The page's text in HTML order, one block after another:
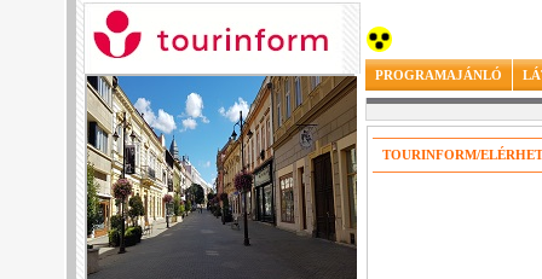
PROGRAMAJÁNLÓ
TOURINFORM/